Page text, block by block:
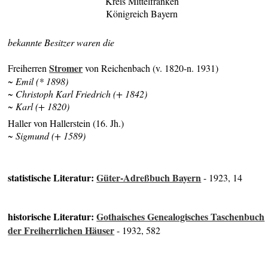
Königreich Bayern
bekannte Besitzer waren die
FreiherrenStromervon Reichenbach (v. 1820-n. 1931)
~ Emil (* 1898)
~ Christoph Karl Friedrich (+ 1842)
~ Karl (+ 1820)
Haller von Hallerstein (16. Jh.)
~ Sigmund (+ 1589)
statistische Literatur:Güter-Adreßbuch Bayern- 1923, 14
historische Literatur:Gothaisches Genealogisches Taschenbuch
der Freiherrlichen Häuser- 1932, 582